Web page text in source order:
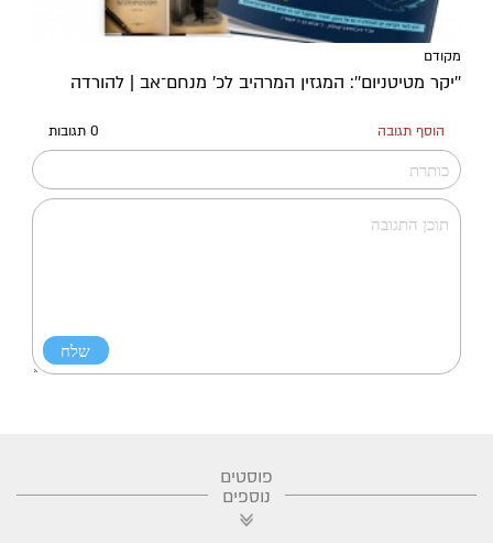
מקודם
''יקר מטיטניום'': המגזין המרהיב לכ’ מנחם־אב | להורדה
הוסף תגובה 0 תגובות
פוסטים
נוספים